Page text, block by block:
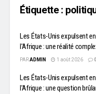
Étiquette :
Les États-Unis expulsent
l'Afrique : une réalité
PARADMIN 1 août 2026 0
Les États-Unis expulsent
l'Afrique : une question